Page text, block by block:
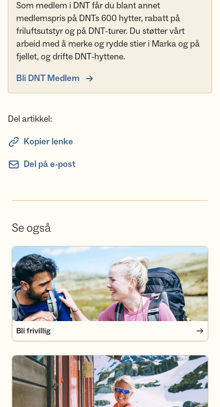
Som medlem i DNT får du blant annet
medlemspris på DNTs 600 hytter, rabatt på
friluftsutstyr og på DNT-turer. Du støtter vårt
arbeid med å merke og rydde stier i Marka og på
fjellet, og drifte DNT-hyttene.
Bli DNT Medlem
Del artikkel:
Kopier lenke
Del på e-post
Se også
Bli frivillig
Bli frivillig
Bli medlem